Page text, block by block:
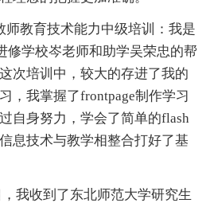
师教育技术能力中级培训：我是
修学校岑老师和助学吴荣忠的帮
次培训中，较大的存进了我的
，我掌握了frontpage制作学习
自身努力，学会了简单的flash
息技术与教学相整合打好了基
我收到了东北师范大学研究生